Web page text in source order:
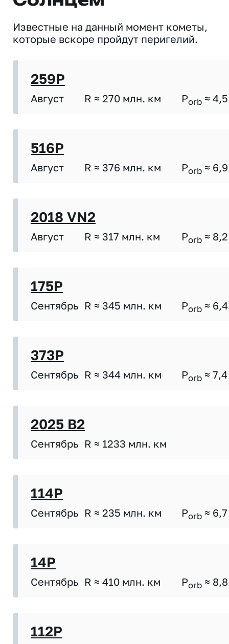
Известные на данный момент кометы,
которые вскоре пройдут перигелий.
259P
Август R ≈ 270 млн. км Porb ≈ 4,5
516P
Август R ≈ 376 млн. км Porb ≈ 6,9
2018 VN2
Август R ≈ 317 млн. км Porb ≈ 8,2
175P
Сентябрь R ≈ 345 млн. км Porb ≈ 6,4
373P
Сентябрь R ≈ 344 млн. км Porb ≈ 7,4
2025 B2
Сентябрь R ≈ 1233 млн. км
114P
Сентябрь R ≈ 235 млн. км Porb ≈ 6,7
14P
Сентябрь R ≈ 410 млн. км Porb ≈ 8,8
112P